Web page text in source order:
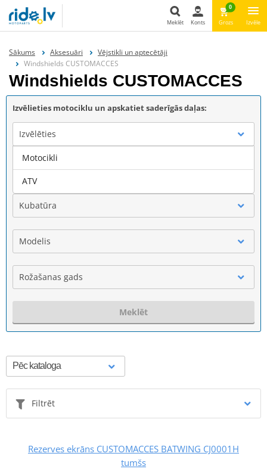
Meklēt Konts
0
Grozs Izvēle
Sākums Aksesuāri
Vējstikli un aptecētāji
Windshields CUSTOMACCES
Windshields CUSTOMACCES
Izvēlieties motociklu un apskatiet saderīgās daļas:
Izvēlēties
Marka
Kubatūra
Modelis
Rožašanas gads
Meklēt
Filtrēt
Rezerves ekrāns CUSTOMACCES BATWING CJ0001H
tumšs
Motocikli
ATV